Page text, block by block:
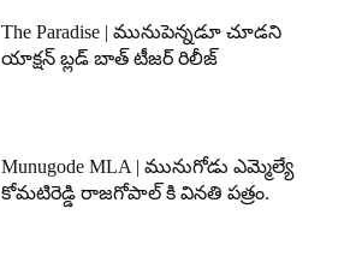
The Paradise | మునుపెన్నడూ చూడని
యాక్షన్ బ్లడ్ బాత్ టీజర్ రిలీజ్
Munugode MLA | మునుగోడు ఎమ్మెల్యే
కోమటిరెడ్డి రాజగోపాల్ కి వినతి పత్రం.